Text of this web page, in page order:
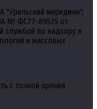
"Уральский меридиан",
№ ФС77-89575 от
службой по надзору в
и массовых
с точкой зрения